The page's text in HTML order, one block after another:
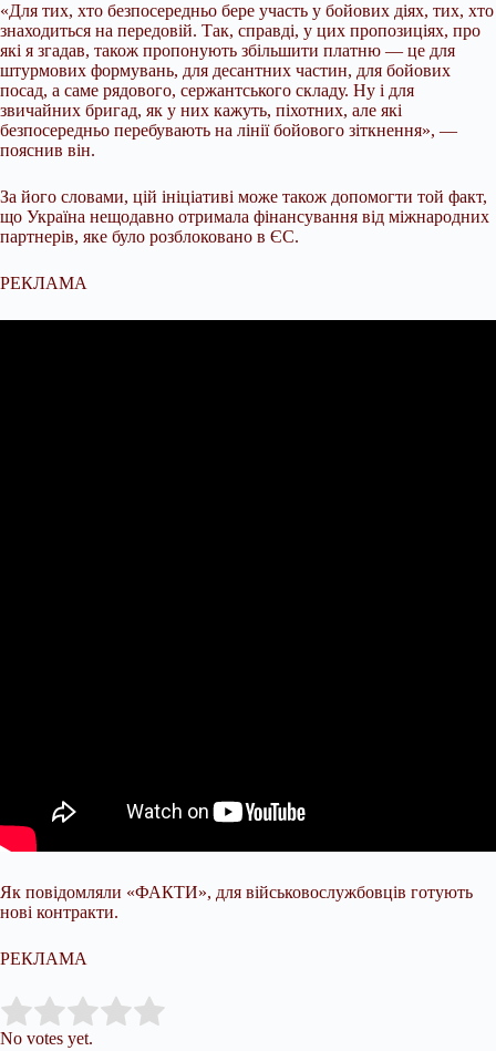
«Для тих, хто безпосередньо бере участь у бойових діях, тих, хто
знаходиться на передовій. Так, справді, у цих пропозиціях, про
які я згадав, також пропонують збільшити платню — це для
штурмових формувань, для десантних частин, для бойових
посад, а саме рядового, сержантського складу. Ну і для
звичайних бригад, як у них кажуть, піхотних, але які
безпосередньо перебувають на лінії бойового зіткнення», —
пояснив він.
За його словами, цій ініціативі може також допомогти той факт,
що Україна нещодавно отримала фінансування від міжнародних
партнерів, яке було розблоковано в ЄС.
РЕКЛАМА
Як повідомляли «ФАКТИ», для військовослужбовців готують
нові контракти.
РЕКЛАМА
Rate this item:
No votes yet.